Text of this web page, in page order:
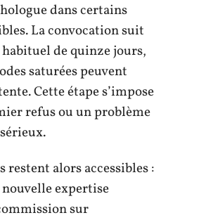
dans certains
La convocation suit
de quinze jours,
saturées peuvent
Cette étape s’impose
refus ou un problème
restent alors accessibles :
expertise
sur